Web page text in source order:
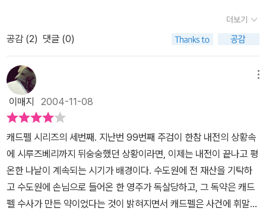
을 당한 자와 여전히 그들 곁에 있는 살인을 한 자에 대한 동정 어린
시선이 나를 사로잡았다.수도원 최고의 약초 재배자이자 약물 제조자
인 캐드펠 수사가 만든 독약에 의해 영주가 살해당하다니. 그것도 전
재산을 수도원에 기부하려던 영주가 아닌가. 그러니 응당 캐드펠 수
사가 조사를 할 수 밖에 없는 일이지만 과거와 얽혀 있으니 그도 참 이
래저래 난감하게 된다. 이때 휴 버링가라도 있었다면 좋았을텐데 그
는 없고 대신 온화한 성품의 마크 수사가 등장한다. 이 마크 수사도 참
좋은 따뜻한 마음의 소유자다.12세기 영국에서 아무런 재산 없이 살
아간다는 것은 어떤 의미일까. 농노로, 자유민으로 산다는 것은. 중세
영국에서 신분과 함께 중요한 것은 재산이다. 토지나 장원 등 물질적
인 것이다. 그것은 특히 남자가 살아가는 힘이 된다. 그것 없이는 노예
와 마찬가지다. 누구도 노예의 신분을 좋아하지도 감수하지도 않는
더보기
공감 (2) 댓글 (0)
이매지 2004-11-08
캐드펠 시리즈의 세번째. 지난번 99번째 주검이 한참 내전의 상황속
에 시루즈베리까지 뒤숭숭했던 상황이라면, 이제는 내전이 끝나고 평
온한 나날이 계속되는 시기가 배경이다. 수도원에 전 재산을 기탁하
고 수도원에 손님으로 들어온 한 영주가 독살당하고, 그 독약은 캐드
펠 수사가 만든 약이었다는 것이 밝혀지면서 캐드펠은 사건에 휘말린